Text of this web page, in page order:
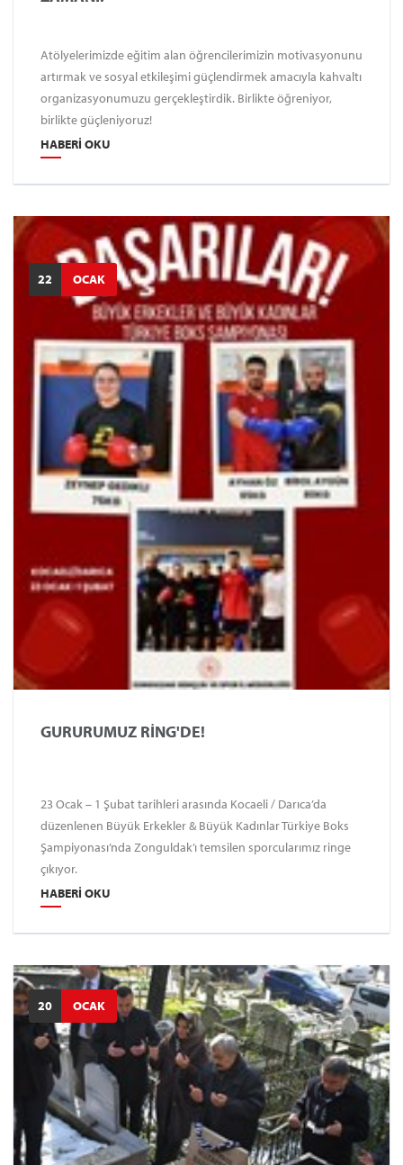
Atölyelerimizde eğitim alan öğrencilerimizin motivasyonunu
artırmak ve sosyal etkileşimi güçlendirmek amacıyla kahvaltı
organizasyonumuzu gerçekleştirdik. Birlikte öğreniyor,
birlikte güçleniyoruz!
HABERI OKU
22 OCAK
GURURUMUZ RİNG'DE!
23 Ocak – 1 Şubat tarihleri arasında Kocaeli / Darıca’da
düzenlenen Büyük Erkekler & Büyük Kadınlar Türkiye Boks
Şampiyonası’nda Zonguldak’ı temsilen sporcularımız ringe
çıkıyor.
HABERI OKU
20 OCAK